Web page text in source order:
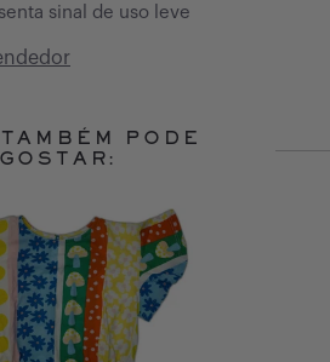
sinal de uso leve
PODE
GOSTAR: